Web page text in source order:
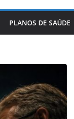
PLANOS DE SAÚDE